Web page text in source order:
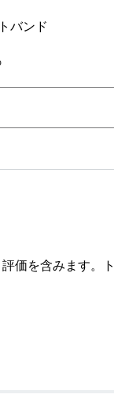
バンド
価を含みます。